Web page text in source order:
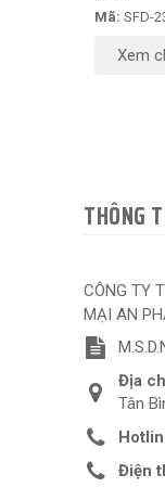
Mã: SFD-
Xem
THÔNG
CÔNG TY
MẠI AN
Địa
Tân
Điện